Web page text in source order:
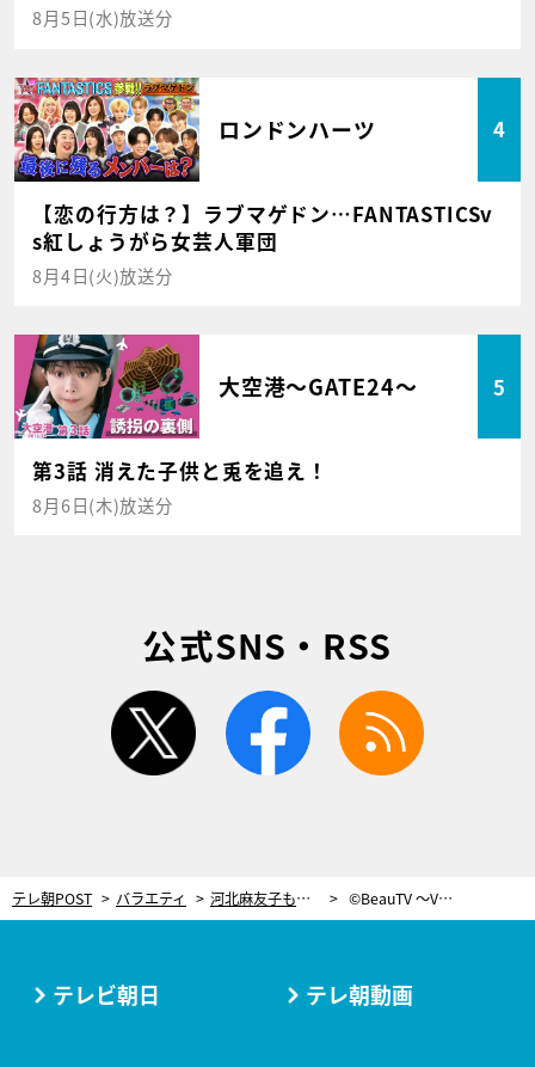
8月5日(水)放送分
ロンドンハーツ 4
【恋の行方は？】ラブマゲドン…FANTASTICSv
s紅しょうがら女芸人軍団
8月4日(火)放送分
大空港～GATE24～ 5
第3話 消えた子供と兎を追え！
8月6日(木)放送分
公式SNS・RSS
twitter facebook
テレ朝POST バラエティ 河北麻友子も実践中！“足上げトレーニング”でヒップアップを目指す ©BeauTV ～VOCE
テレビ朝日 テレ朝動画